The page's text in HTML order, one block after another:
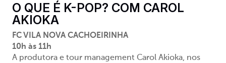
O QUE É K-POP? COM CAROL
AKIOKA
FC VILA NOVA CACHOEIRINHA
10h às 11h
A produtora e tour management Carol Akioka, nos